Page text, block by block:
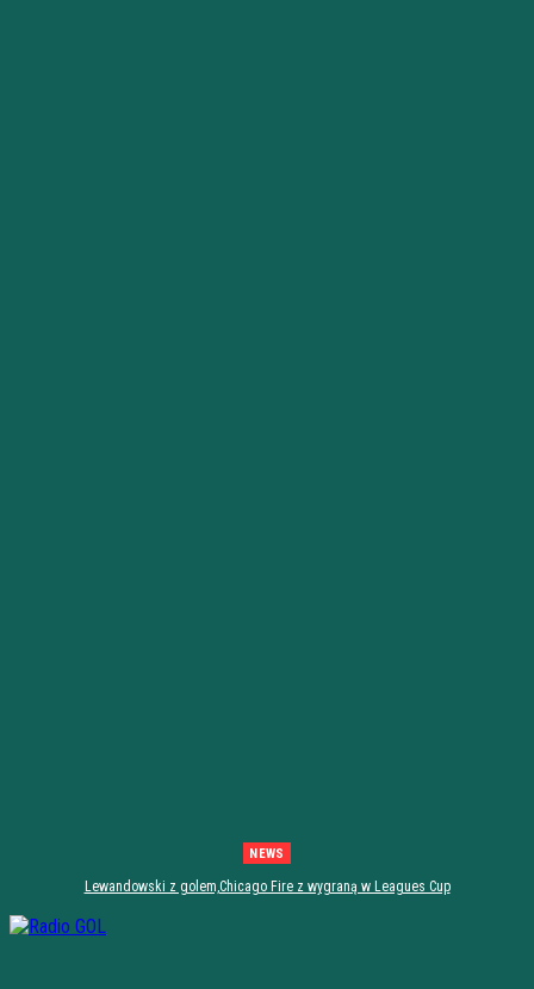
NEWS
Lewandowski z golem,Chicago Fire z wygraną w Leagues Cup